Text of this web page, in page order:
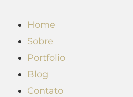
para
conteúdo
Home
Sobre
Portfolio
Blog
Contato
Post